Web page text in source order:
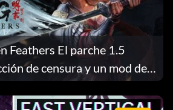
Feathers El parche 1.5
de censura y un mod de